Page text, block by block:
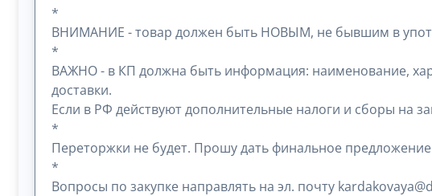
*
ВНИМАНИЕ - товар должен быть НОВЫМ, не бывшим в
*
ВАЖНО - в КП должна быть информация: наименование,
доставки.
Если в РФ действуют дополнительные налоги и сборы на
*
Переторжки не будет. Прошу дать финальное
*
Вопросы по закупке направлять на эл. почту